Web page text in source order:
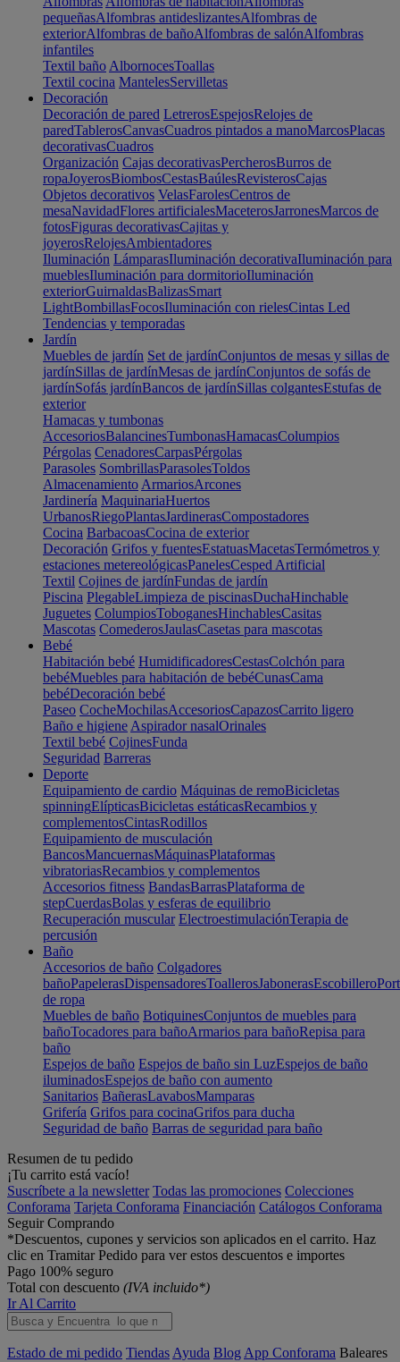
pequeñasAlfombras antideslizantesAlfombras de
exteriorAlfombras de bañoAlfombras de salónAlfombras
infantiles
Textil baño AlbornocesToallas
Textil cocina MantelesServilletas
Decoración
Decoración de pared LetrerosEspejosRelojes de
paredTablerosCanvasCuadros pintados a manoMarcosPlacas
decorativasCuadros
Organización Cajas decorativasPercherosBurros de
ropaJoyerosBiombosCestasBaúlesRevisterosCajas
Objetos decorativos VelasFarolesCentros de
mesaNavidadFlores artificialesMaceterosJarronesMarcos de
fotosFiguras decorativasCajitas y
joyerosRelojesAmbientadores
Iluminación LámparasIluminación decorativaIluminación para
mueblesIluminación para dormitorioIluminación
exteriorGuirnaldasBalizasSmart
LightBombillasFocosIluminación con rielesCintas Led
Tendencias y temporadas
Jardín
Muebles de jardín Set de jardínConjuntos de mesas y sillas de
jardínSillas de jardínMesas de jardínConjuntos de sofás de
jardínSofás jardínBancos de jardínSillas colgantesEstufas de
exterior
Hamacas y tumbonas
AccesoriosBalancinesTumbonasHamacasColumpios
Pérgolas CenadoresCarpasPérgolas
Parasoles SombrillasParasolesToldos
Almacenamiento ArmariosArcones
Jardinería MaquinariaHuertos
UrbanosRiegoPlantasJardinerasCompostadores
Cocina BarbacoasCocina de exterior
Decoración Grifos y fuentesEstatuasMacetasTermómetros y
estaciones metereológicasPanelesCesped Artificial
Textil Cojines de jardínFundas de jardín
Piscina PlegableLimpieza de piscinasDuchaHinchable
Juguetes ColumpiosToboganesHinchablesCasitas
Mascotas ComederosJaulasCasetas para mascotas
Bebé
Habitación bebé HumidificadoresCestasColchón para
bebéMuebles para habitación de bebéCunasCama
bebéDecoración bebé
Paseo CocheMochilasAccesoriosCapazosCarrito ligero
Baño e higiene Aspirador nasalOrinales
Textil bebé CojinesFunda
Seguridad Barreras
Deporte
Equipamiento de cardio Máquinas de remoBicicletas
spinningElípticasBicicletas estáticasRecambios y
complementosCintasRodillos
Equipamiento de musculación
BancosMancuernasMáquinasPlataformas
vibratoriasRecambios y complementos
Accesorios fitness BandasBarrasPlataforma de
stepCuerdasBolas y esferas de equilibrio
Recuperación muscular ElectroestimulaciónTerapia de
percusión
Baño
Accesorios de baño Colgadores
bañoPapelerasDispensadoresToallerosJabonerasEscobillero
de ropa
Muebles de baño BotiquinesConjuntos de muebles para
bañoTocadores para bañoArmarios para bañoRepisa para
baño
Espejos de baño Espejos de baño sin LuzEspejos de baño
iluminadosEspejos de baño con aumento
Sanitarios BañerasLavabosMamparas
Grifería Grifos para cocinaGrifos para ducha
Seguridad de baño Barras de seguridad para baño
Resumen de tu pedido
¡Tu carrito está vacío!
Suscríbete a la newsletter Todas las promociones Colecciones
Conforama Tarjeta Conforama Financiación Catálogos Conforama
Seguir Comprando
*Descuentos, cupones y servicios son aplicados en el carrito. Haz
clic en Tramitar Pedido para ver estos descuentos e importes
Pago 100% seguro
Total con descuento (IVA incluido*)
Ir Al Carrito
Estado de mi pedido Tiendas Ayuda Blog App Conforama Baleares